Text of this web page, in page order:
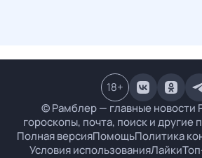
© Рамблер — главные новости
гороскопы, почта, поиск и другие
Полная версияПомощьПолитика
Условия использованияЛайки
18+